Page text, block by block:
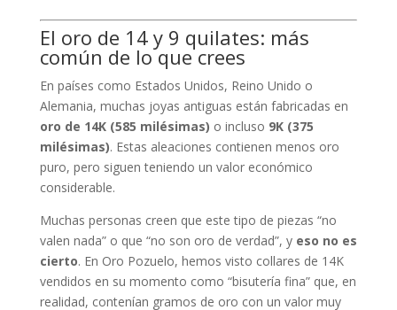
El oro de 14 y 9 quilates: más
común de lo que crees
En países como Estados Unidos, Reino Unido o
Alemania, muchas joyas antiguas están fabricadas en
oro de 14K (585 milésimas) o incluso 9K (375
milésimas). Estas aleaciones contienen menos oro
puro, pero siguen teniendo un valor económico
considerable.
Muchas personas creen que este tipo de piezas “no
valen nada” o que “no son oro de verdad”, y eso no es
cierto. En Oro Pozuelo, hemos visto collares de 14K
vendidos en su momento como “bisutería fina” que, en
realidad, contenían gramos de oro con un valor muy